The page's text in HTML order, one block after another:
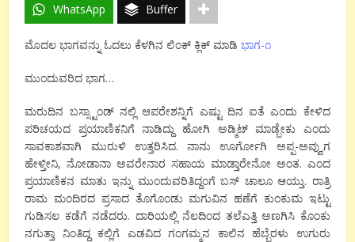
WhatsApp Buffer
ಮೊದಲ ಭಾಗವನ್ನು ಓದಲು ಕೆಳಗಿನ ಲಿಂಕ್ ಕ್ಲಿಕ್ ಮಾಡಿಭಾಗ-೧
ಮುಂದುವರಿದ ಭಾಗ…
ಮರುದಿನ ಬಸ್ಸ್ಟಾಂಡ್ ನಲ್ಲಿ ಆಪರೇಶನ್ನಿಗೆ ಎಷ್ಟು ದಿನ ಐತೆ ಎಂದು ಕೇಳಿದ
ಪರಿಚಯದ ಪ್ರಯಾಣಿಕನಿಗೆ ನಾಡಿದ್ದು ಹೋಗಿ ಅಡ್ಮಿಟ್ ಮಾಡ್ಬೇಕು ಎಂದು
ಸಾವಕಾಶವಾಗಿ ಮುರುಳಿ ಉತ್ತರಿಸಿದ. ನಾನು ಊರ್ಗೋಗಿ ಅಪ್ಪ-ಅವ್ವುಗ
ಹೇಳ್ತೀನಿ, ನೋಡಾನಾ ಅವರೇನಾರ ಸಹಾಯ ಮಾಡ್ತಾರೇನೋ ಅಂತ. ಎಂದ
ಪ್ರಯಾಣಿಕನ ಮಾತು ಇನ್ನು ಮುಂದುವರಿತಿದ್ದಂಗೆ ಬಸ್ ಚಾಲೂ ಆಯ್ತು. ರಾತ್ರಿ
ರಾಮ ಮಂದಿರದ ಪ್ರಸಾದ ತೊಗೊಂಡು ಮಗುವಿನ ಹಣೆಗೆ ಕುಂಕುಮ ಇಟ್ಟು
ಗುಡಿಸಲ ಕಡೆಗೆ ನಡೆದರು. ದಾರಿಯಲ್ಲಿ ನೆಲದಿಂದ ತಲೆಎತ್ತಿ ಅಣಗಿಸಿ ಕೊಂಕು
ನಗುತ್ತಾ ನಿಂತಿದ್ದ ಕಲ್ಲಿಗೆ ಎಡವಿದ ಗಂಗಮ್ಮನ ಕಾಲಿನ ಹೆಬ್ಬೆರಳು ಉಗುರು